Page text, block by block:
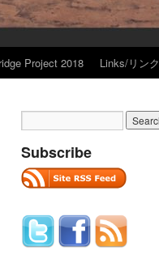
Project 2018 Links/リンク
Subscribe